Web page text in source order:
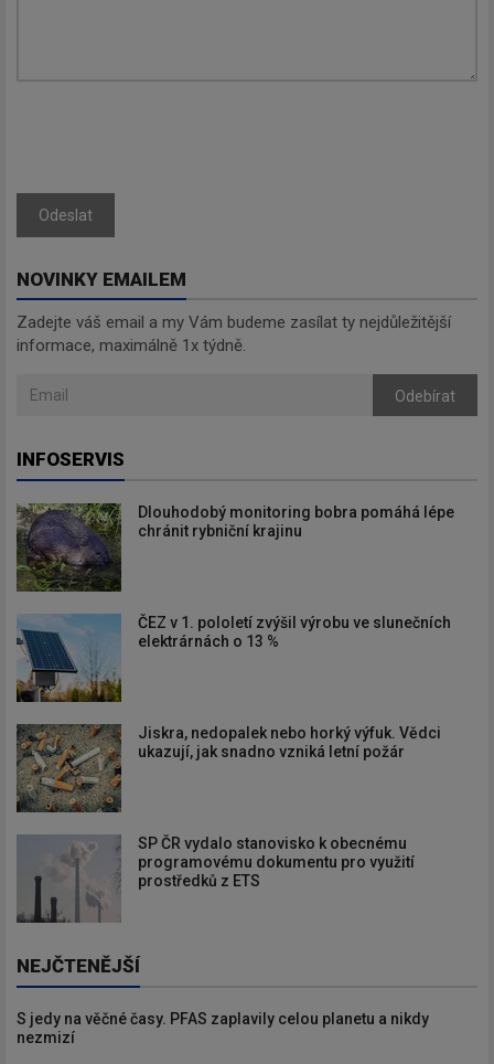
Odeslat
NOVINKY EMAILEM
Zadejte váš email a my Vám budeme zasílat ty nejdůležitější
informace, maximálně 1x týdně.
Odebírat
INFOSERVIS
Dlouhodobý monitoring bobra pomáhá lépe
chránit rybniční krajinu
ČEZ v 1. pololetí zvýšil výrobu ve slunečních
elektrárnách o 13 %
Jiskra, nedopalek nebo horký výfuk. Vědci
ukazují, jak snadno vzniká letní požár
SP ČR vydalo stanovisko k obecnému
programovému dokumentu pro využití
prostředků z ETS
NEJČTENĚJŠÍ
S jedy na věčné časy. PFAS zaplavily celou planetu a nikdy
nezmizí